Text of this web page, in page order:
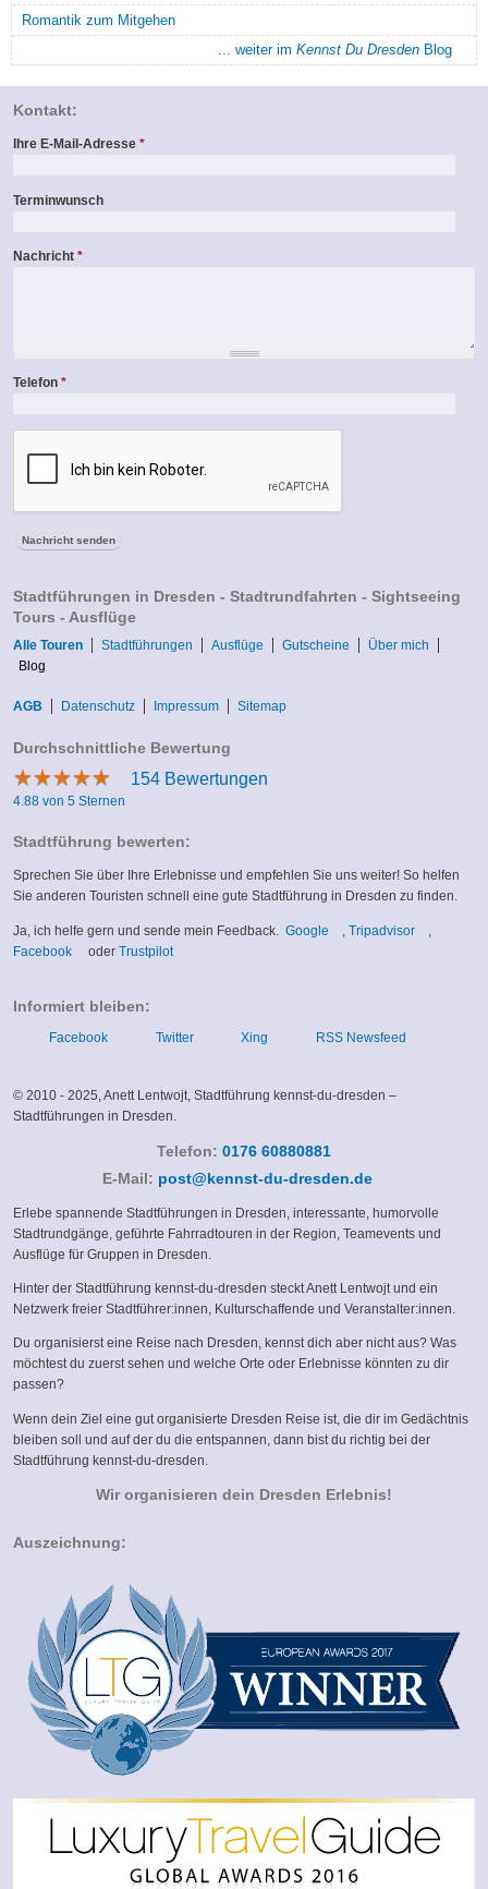
Romantik zum Mitgehen
... weiter im Kennst Du DresdenBlog
Kontakt:
Ihre E-Mail-Adresse*
Terminwunsch
Nachricht*
Telefon*
Stadtführungen in Dresden - Stadtrundfahrten - Sightseeing
Tours - Ausflüge
Alle Touren Stadtführungen Ausflüge Gutscheine
Über mich
Blog
AGB Datenschutz Impressum Sitemap
Durchschnittliche Bewertung
★★★★★
★★★★★ 154 Bewertungen
4.88 von 5 Sternen
Stadtführung bewerten:
Sprechen Sie über Ihre Erlebnisse und empfehlen Sie uns weiter! So helfen
Sie anderen Touristen schnell eine gute Stadtführung in Dresden zu finden.
Ja, ich helfe gern und sende mein Feedback.Google (link
,Tripadvisor(link
Facebook(linkoder Trustpilot(link
Informiert bleiben:
Facebook Twitter Xing RSS Newsfeed
© 2010 - 2025, Anett Lentwojt, Stadtführung kennst-du-dresden –
Stadtführungen in Dresden.
Telefon: 0176 60880881
E-Mail: post@kennst-du-dresden.de(link
e-
mail)
Erlebe spannende Stadtführungen in Dresden, interessante, humorvolle
Stadtrundgänge, geführte Fahrradtouren in der Region, Teamevents und
Ausflüge für Gruppen in Dresden.
Hinter der Stadtführung kennst-du-dresden steckt Anett Lentwojt und ein
Netzwerk freier Stadtführer:innen, Kulturschaffende und Veranstalter:innen.
Du organisierst eine Reise nach Dresden, kennst dich aber nicht aus? Was
möchtest du zuerst sehen und welche Orte oder Erlebnisse könnten zu dir
passen?
Wenn dein Ziel eine gut organisierte Dresden Reise ist, die dir im Gedächtnis
bleiben soll und auf der du die entspannen, dann bist du richtig bei der
Stadtführung kennst-du-dresden.
Wir organisieren dein Dresden Erlebnis!
Auszeichnung: